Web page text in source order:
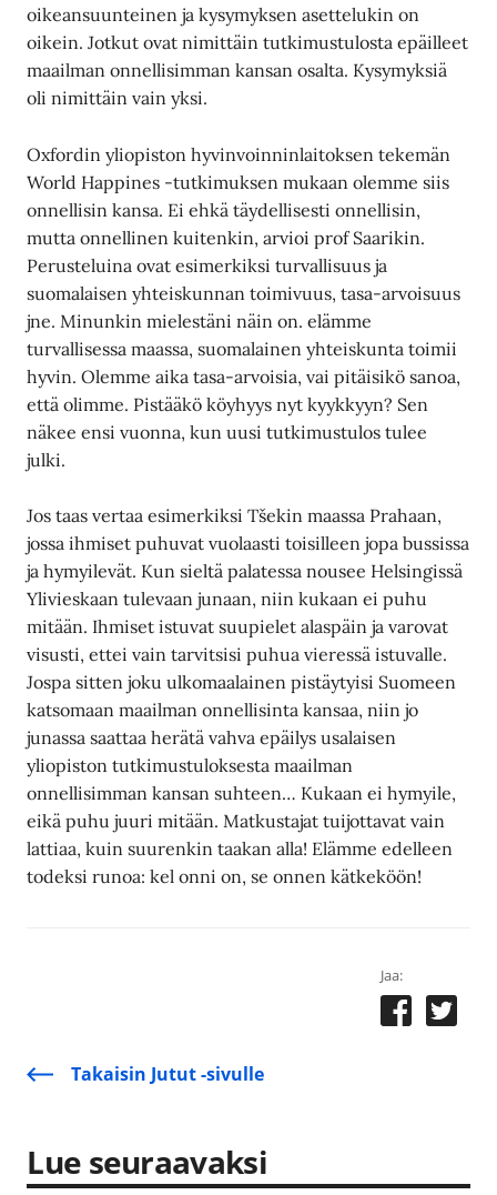
oikeansuunteinen ja kysymyksen asettelukin on
oikein. Jotkut ovat nimittäin tutkimustulosta epäilleet
maailman onnellisimman kansan osalta. Kysymyksiä
oli nimittäin vain yksi.
Oxfordin yliopiston hyvinvoinninlaitoksen tekemän
World Happines -tutkimuksen mukaan olemme siis
onnellisin kansa. Ei ehkä täydellisesti onnellisin,
mutta onnellinen kuitenkin, arvioi prof Saarikin.
Perusteluina ovat esimerkiksi turvallisuus ja
suomalaisen yhteiskunnan toimivuus, tasa-arvoisuus
jne. Minunkin mielestäni näin on. elämme
turvallisessa maassa, suomalainen yhteiskunta toimii
hyvin. Olemme aika tasa-arvoisia, vai pitäisikö sanoa,
että olimme. Pistääkö köyhyys nyt kyykkyyn? Sen
näkee ensi vuonna, kun uusi tutkimustulos tulee
julki.
Jos taas vertaa esimerkiksi Tšekin maassa Prahaan,
jossa ihmiset puhuvat vuolaasti toisilleen jopa bussissa
ja hymyilevät. Kun sieltä palatessa nousee Helsingissä
Ylivieskaan tulevaan junaan, niin kukaan ei puhu
mitään. Ihmiset istuvat suupielet alaspäin ja varovat
visusti, ettei vain tarvitsisi puhua vieressä istuvalle.
Jospa sitten joku ulkomaalainen pistäytyisi Suomeen
katsomaan maailman onnellisinta kansaa, niin jo
junassa saattaa herätä vahva epäilys usalaisen
yliopiston tutkimustuloksesta maailman
onnellisimman kansan suhteen… Kukaan ei hymyile,
eikä puhu juuri mitään. Matkustajat tuijottavat vain
lattiaa, kuin suurenkin taakan alla! Elämme edelleen
todeksi runoa: kel onni on, se onnen kätkeköön!
Jaa:
Takaisin Jutut -sivulle
Lue seuraavaksi